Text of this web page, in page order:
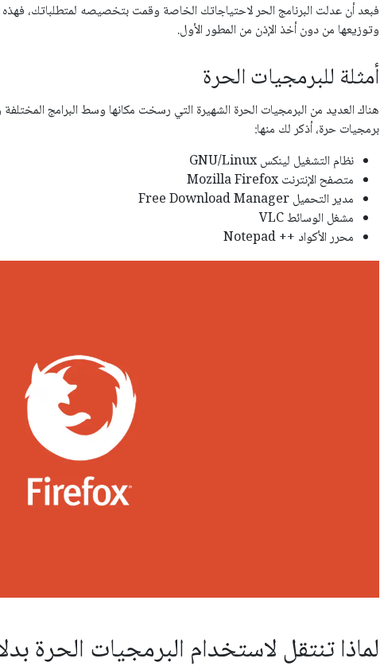
فبعد أن عدلت البرنامج الحر لاحتياجاتك الخاصة وقمت بتخصيصه لمتطلباتك،
وتوزيعها من دون أخذ الإذن من المطور الأول.
أمثلة للبرمجيات الحرة
هناك العديد من البرمجيات الحرة الشهيرة التي رسخت مكانها وسط البرامج
برمجيات حرة، أذكر لك منها:
نظام التشغيل لينكس GNU/Linux
متصفح الإنترنت Mozilla Firefox
مدير التحميل Free‬‬ ‫‪Download‬‬ ‫‪Manager‬‬
مشغل الوسائط VLC
محرر الأكواد ‫‪Notepad‬‬ ‫‪++‬‬
لماذا تنتقل لاستخدام البرمجيات الحرة